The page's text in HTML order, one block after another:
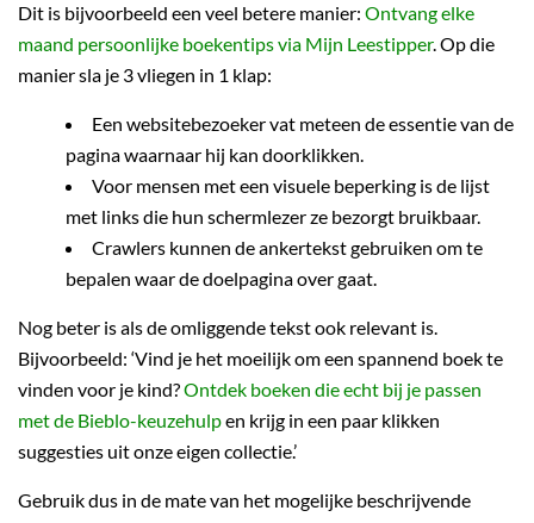
Dit is bijvoorbeeld een veel betere manier: Ontvang elke
maand persoonlijke boekentips via Mijn Leestipper. Op die
manier sla je 3 vliegen in 1 klap:
Een websitebezoeker vat meteen de essentie van de
pagina waarnaar hij kan doorklikken.
Voor mensen met een visuele beperking is de lijst
met links die hun schermlezer ze bezorgt bruikbaar.
Crawlers kunnen de ankertekst gebruiken om te
bepalen waar de doelpagina over gaat.
Nog beter is als de omliggende tekst ook relevant is.
Bijvoorbeeld: ‘Vind je het moeilijk om een spannend boek te
vinden voor je kind?Ontdek boeken die echt bij je passen
met de Bieblo-keuzehulpen krijg in een paar klikken
suggesties uit onze eigen collectie.’
Gebruik dus in de mate van het mogelijke beschrijvende